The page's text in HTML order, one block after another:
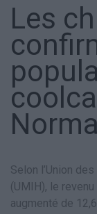
Les
Selon l’Union
(UMIH), le
augmenté de